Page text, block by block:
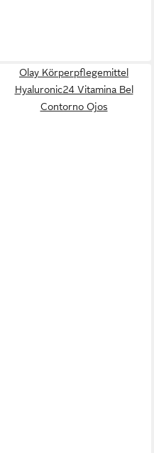
Olay Körperpflegemittel
Hyaluronic24 Vitamina Bel
Contorno Ojos